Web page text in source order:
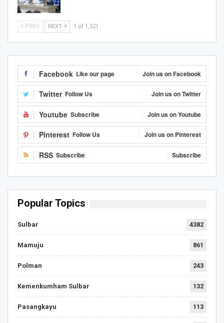
PREV NEXT 1 of 1,521
Facebook Like our page Join us on Facebook
Twitter Follow Us Join us on Twitter
Youtube Subscribe Join us on Youtube
Pinterest Follow Us Join us on Pinterest
RSS Subscribe Subscribe
Popular Topics
Sulbar 4382
Mamuju 861
Polman 243
Kemenkumham Sulbar 132
Pasangkayu 113